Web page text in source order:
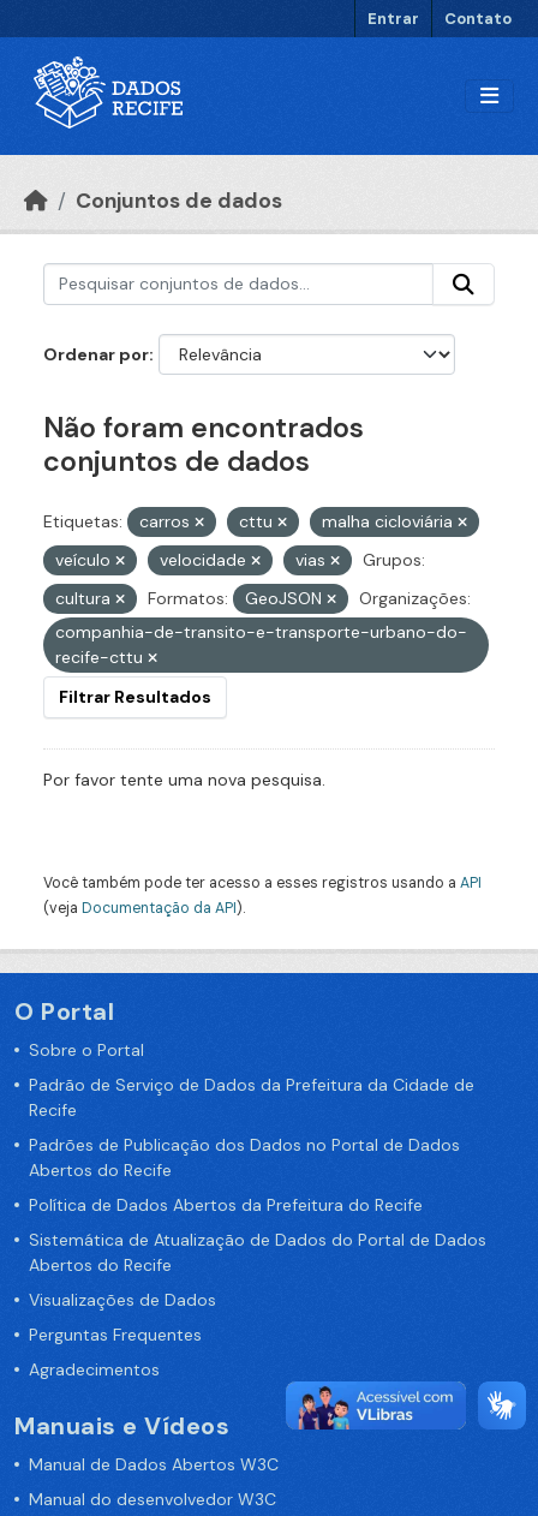
Entrar Contato
Conjuntos de dados
Ordenar por
Não foram encontrados
conjuntos de dados
Etiquetas: carros cttu
malha cicloviária
veículo
velocidade vias
Grupos:
cultura
Formatos: GeoJSON
Organizações:
companhia-de-transito-e-transporte-urbano-do-
recife-cttu
Filtrar Resultados
Por favor tente uma nova pesquisa.
Você também pode ter acesso a esses registros usando a API
(veja Documentação da API).
O Portal
Sobre o Portal
Padrão de Serviço de Dados da Prefeitura da Cidade de
Recife
Padrões de Publicação dos Dados no Portal de Dados
Abertos do Recife
Política de Dados Abertos da Prefeitura do Recife
Sistemática de Atualização de Dados do Portal de Dados
Abertos do Recife
Visualizações de Dados
Perguntas Frequentes
Agradecimentos
Manuais e Vídeos
Manual de Dados Abertos W3C
Manual do desenvolvedor W3C